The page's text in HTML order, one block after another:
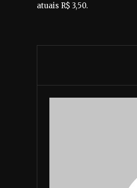
atuais R$ 3,50.